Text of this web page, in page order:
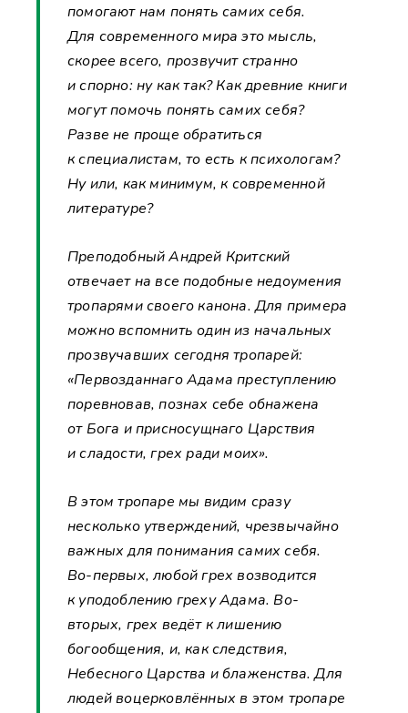
помогают нам понять самих себя.
Для современного мира это мысль,
скорее всего, прозвучит странно
и спорно: ну как так? Как древние книги
могут помочь понять самих себя?
Разве не проще обратиться
к специалистам, то есть к психологам?
Ну или, как минимум, к современной
литературе?
Преподобный Андрей Критский
отвечает на все подобные недоумения
тропарями своего канона. Для примера
можно вспомнить один из начальных
прозвучавших сегодня тропарей:
«Первозданнаго Адама преступлению
поревновав, познах себе обнажена
от Бога и присносущнаго Царствия
и сладости, грех ради моих».
В этом тропаре мы видим сразу
несколько утверждений, чрезвычайно
важных для понимания самих себя.
Во-первых, любой грех возводится
к уподоблению греху Адама. Во-
вторых, грех ведёт к лишению
богообщения, и, как следствия,
Небесного Царства и блаженства. Для
людей воцерковлённых в этом тропаре